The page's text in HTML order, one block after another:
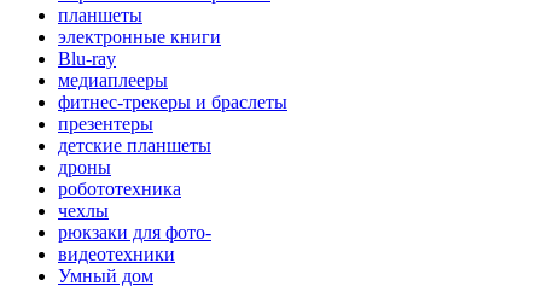
планшеты
электронные книги
Blu-ray
медиаплееры
фитнес-трекеры и браслеты
презентеры
детские планшеты
дроны
робототехника
чехлы
рюкзаки для фото-
видеотехники
Умный дом